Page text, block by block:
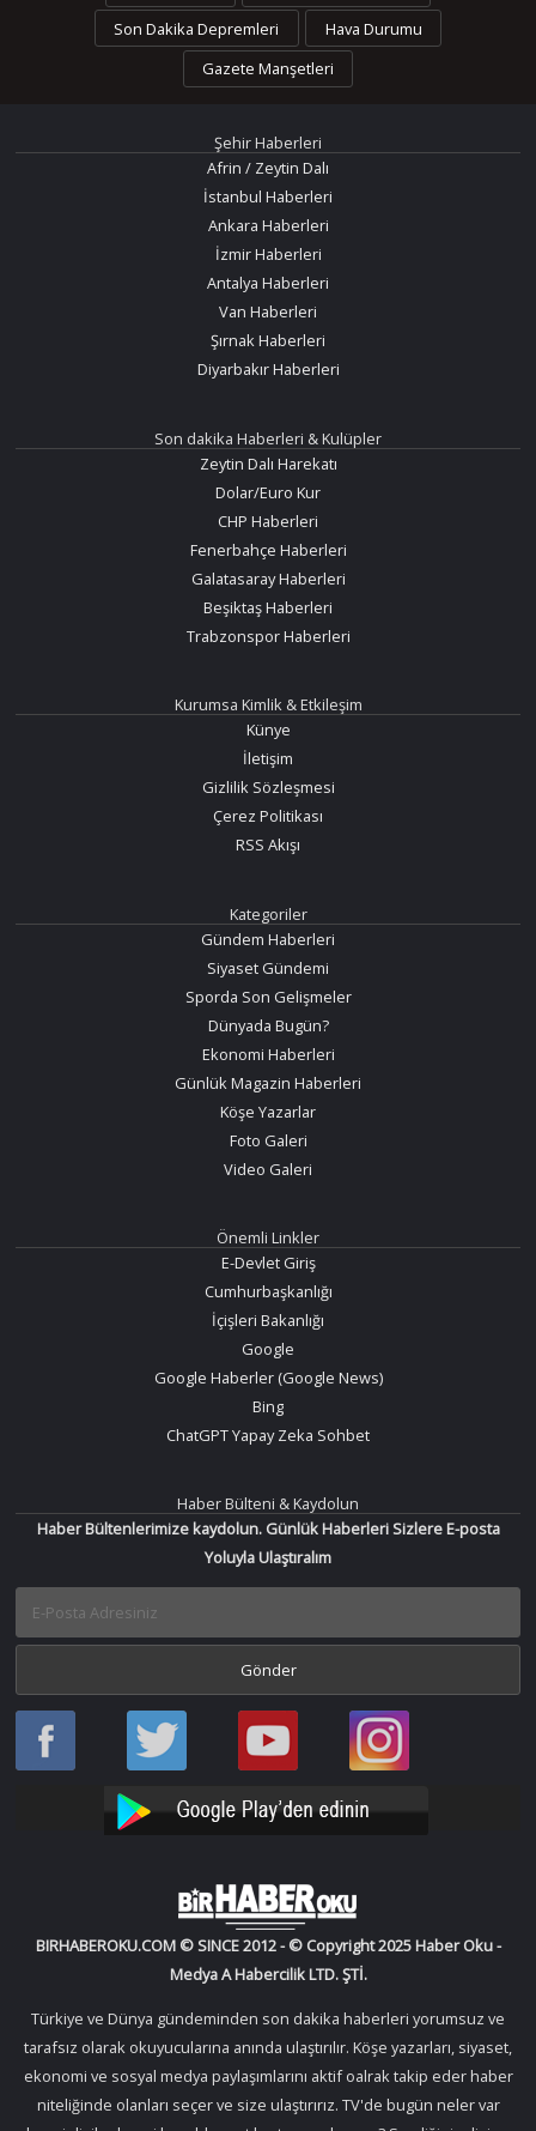
Son Dakika Depremleri
Hava Durumu
Gazete Manşetleri
Şehir Haberleri
Afrin / Zeytin Dalı
İstanbul Haberleri
Ankara Haberleri
İzmir Haberleri
Antalya Haberleri
Van Haberleri
Şırnak Haberleri
Diyarbakır Haberleri
Son dakika Haberleri & Kulüpler
Zeytin Dalı Harekatı
Dolar/Euro Kur
CHP Haberleri
Fenerbahçe Haberleri
Galatasaray Haberleri
Beşiktaş Haberleri
Trabzonspor Haberleri
Kurumsa Kimlik & Etkileşim
Künye
İletişim
Gizlilik Sözleşmesi
Çerez Politikası
RSS Akışı
Kategoriler
Gündem Haberleri
Siyaset Gündemi
Sporda Son Gelişmeler
Dünyada Bugün?
Ekonomi Haberleri
Günlük Magazin Haberleri
Köşe Yazarlar
Foto Galeri
Video Galeri
Önemli Linkler
E-Devlet Giriş
Cumhurbaşkanlığı
İçişleri Bakanlığı
Google
Google Haberler (Google News)
Bing
ChatGPT Yapay Zeka Sohbet
Haber Bülteni & Kaydolun
Haber Bültenlerimize kaydolun. Günlük Haberleri Sizlere E-posta
Yoluyla Ulaştıralım
Haber
Oku
Haber
Oku
Bir
Haber
YouTube
Bir
Haber
Instagram
BIRHABEROKU.COM © SINCE 2012 - © Copyright 2025 Haber Oku -
Medya A Habercilik LTD. ŞTİ.
Türkiye ve Dünya gündeminden son dakika haberleri yorumsuz ve
tarafsız olarak okuyucularına anında ulaştırılır. Köşe yazarları, siyaset,
ekonomi ve sosyal medya paylaşımlarını aktif oalrak takip eder haber
niteliğinde olanları seçer ve size ulaştırırız. TV'de bugün neler var